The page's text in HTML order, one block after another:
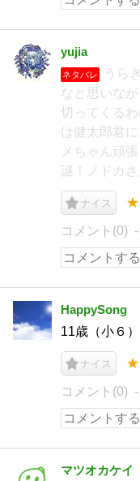
yujia
ネタバレ
うら
なと思いな
切ってくる
は健太郎君
メちゃん頑
謎！ノドカ
ナイス
コメント(0)
HappySong
11歳（小
ナイス
コメント(0)
マツオカケイ